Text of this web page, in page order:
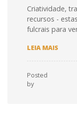
Criatividade,
recursos -
fulcrais para
LEIA MAIS
Posted
by